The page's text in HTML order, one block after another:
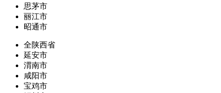
思茅市
丽江市
昭通市
全陕西省
延安市
渭南市
咸阳市
宝鸡市